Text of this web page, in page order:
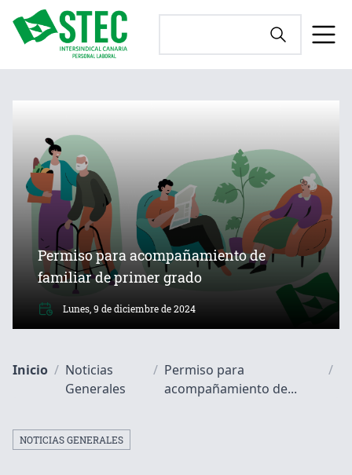
Permiso para acompañamiento de
familiar de primer grado
Lunes, 9 de diciembre de 2024
Inicio / Noticias
Generales
/ Permiso para
acompañamiento de...
/
NOTICIAS GENERALES